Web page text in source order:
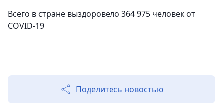
Всего в стране выздоровело 364 975 человек от
COVID-19
Поделитесь новостью